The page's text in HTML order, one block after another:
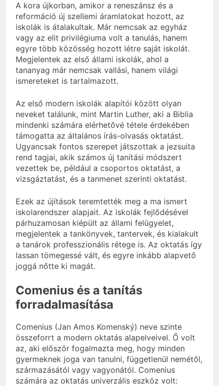
A kora újkorban, amikor a reneszánsz és a
reformáció új szellemi áramlatokat hozott, az
iskolák is átalakultak. Már nemcsak az egyház
vagy az elit privilégiuma volt a tanulás, hanem
egyre több közösség hozott létre saját iskolát.
Megjelentek az első állami iskolák, ahol a
tananyag már nemcsak vallási, hanem világi
ismereteket is tartalmazott.
Az első modern iskolák alapítói között olyan
neveket találunk, mint Martin Luther, aki a Biblia
mindenki számára elérhetővé tétele érdekében
támogatta az általános írás-olvasás oktatást.
Ugyancsak fontos szerepet játszottak a jezsuita
rend tagjai, akik számos új tanítási módszert
vezettek be, például a csoportos oktatást, a
vizsgáztatást, és a tanmenet szerinti oktatást.
Ezek az újítások teremtették meg a ma ismert
iskolarendszer alapjait. Az iskolák fejlődésével
párhuzamosan kiépült az állami felügyelet,
megjelentek a tankönyvek, tantervek, és kialakult
a tanárok professzionális rétege is. Az oktatás így
lassan tömegessé vált, és egyre inkább alapvető
joggá nőtte ki magát.
Comenius és a tanítás
forradalmasítása
Comenius (Jan Amos Komenský) neve szinte
összeforrt a modern oktatás alapelveivel. Ő volt
az, aki először fogalmazta meg, hogy minden
gyermeknek joga van tanulni, függetlenül nemétől,
származásától vagy vagyonától. Comenius
számára az oktatás univerzális eszköz volt: